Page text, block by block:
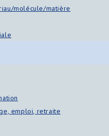
molécule/matière
emploi, retraite